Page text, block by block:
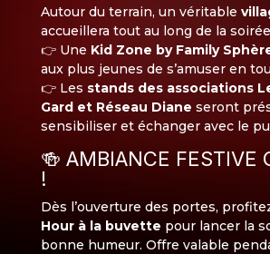
Autour du terrain, un véritable
accueillera tout au long de la
👉 Une Kid Zone by Family
aux plus jeunes de s’amuser en
👉 Les stands des associations
Gard et Réseau Diane seront
sensibiliser et échanger avec le
🍻 AMBIANCE FESTIVE
!
Dès l’ouverture des portes,
Hour à la buvette pour lancer la
bonne humeur. Offre valable